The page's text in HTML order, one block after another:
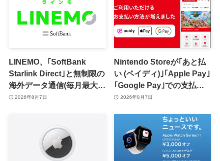
LINEMO、｢SoftBank
Starlink Direct｣と無制限の
海外データ通信(毎月最大7
日間分)が追加料金なしで利
2026年8月7日
Nintendo Storeが｢あと払
い (ペイディ)｣｢Apple Pay｣
｢Google Pay｣での支払い
に対応
2026年8月7日